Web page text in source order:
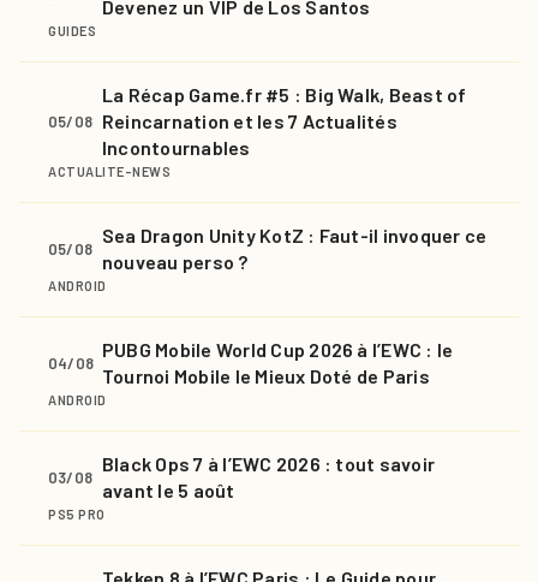
Devenez un VIP de Los Santos
GUIDES
05/08
La Récap Game.fr #5 : Big Walk, Beast of
Reincarnation et les 7 Actualités
Incontournables
ACTUALITE-NEWS
05/08
Sea Dragon Unity KotZ : Faut-il invoquer ce
nouveau perso ?
ANDROID
04/08
PUBG Mobile World Cup 2026 à l’EWC : le
Tournoi Mobile le Mieux Doté de Paris
ANDROID
03/08
Black Ops 7 à l’EWC 2026 : tout savoir
avant le 5 août
PS5 PRO